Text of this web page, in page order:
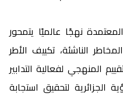
نهجًا عالميًا يتمحور
الناشئة، تكييف الأطر
المنهجي لفعالية التدابير
الجزائرية لتحقيق استجابة